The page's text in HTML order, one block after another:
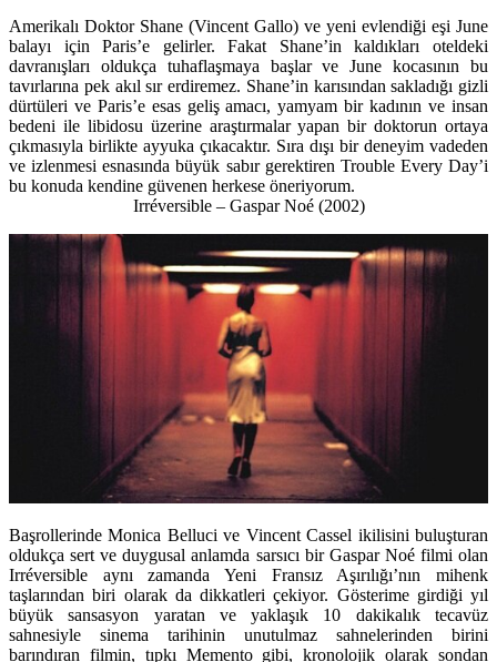
Amerikalı Doktor Shane (Vincent Gallo) ve yeni evlendiği eşi June
balayı için Paris’e gelirler. Fakat Shane’in kaldıkları oteldeki
davranışları oldukça tuhaflaşmaya başlar ve June kocasının bu
tavırlarına pek akıl sır erdiremez. Shane’in karısından sakladığı gizli
dürtüleri ve Paris’e esas geliş amacı, yamyam bir kadının ve insan
bedeni ile libidosu üzerine araştırmalar yapan bir doktorun ortaya
çıkmasıyla birlikte ayyuka çıkacaktır. Sıra dışı bir deneyim vadeden
ve izlenmesi esnasında büyük sabır gerektiren Trouble Every Day’i
bu konuda kendine güvenen herkese öneriyorum.
Irréversible – Gaspar Noé (2002)
Başrollerinde Monica Belluci ve Vincent Cassel ikilisini buluşturan
oldukça sert ve duygusal anlamda sarsıcı bir Gaspar Noé filmi olan
Irréversible aynı zamanda Yeni Fransız Aşırılığı’nın mihenk
taşlarından biri olarak da dikkatleri çekiyor. Gösterime girdiği yıl
büyük sansasyon yaratan ve yaklaşık 10 dakikalık tecavüz
sahnesiyle sinema tarihinin unutulmaz sahnelerinden birini
barındıran filmin, tıpkı Memento gibi, kronolojik olarak sondan